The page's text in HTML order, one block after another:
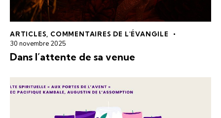
ARTICLES COMMENTAIRES DE L'ÉVANGILE
30 novembre 2025
Dans l’attente de sa venue